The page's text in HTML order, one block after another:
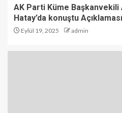
AK Parti Küme Başkanvekili
Hatay’da konuştu Açıklaması
Eylül 19, 2025 admin